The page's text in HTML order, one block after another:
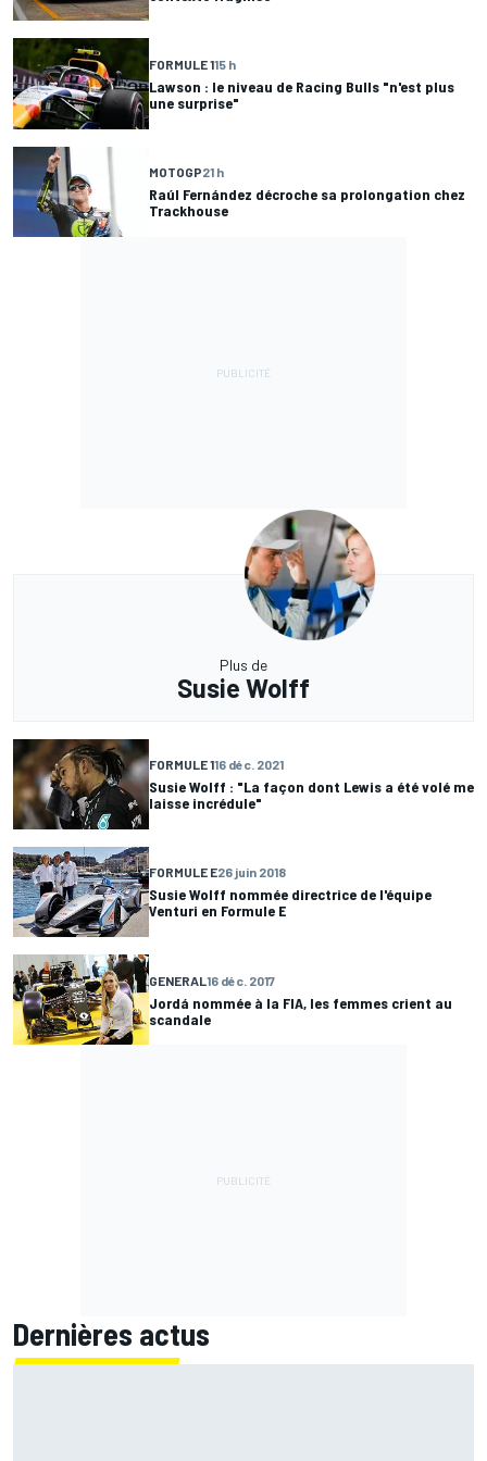
FORMULE 115 h
Lawson : le niveau de Racing Bulls "n'est plus
une surprise"
MOTOGP21 h
Raúl Fernández décroche sa prolongation chez
Trackhouse
Plus de
Susie Wolff
FORMULE 116 déc. 2021
Susie Wolff : "La façon dont Lewis a été volé me
laisse incrédule"
FORMULE E26 juin 2018
Susie Wolff nommée directrice de l'équipe
Venturi en Formule E
GENERAL 16 déc. 2017
Jordá nommée à la FIA, les femmes crient au
scandale
Dernières actus